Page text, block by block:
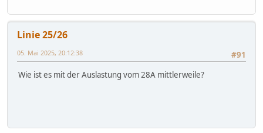
Linie 25/26
#91
05. Mai 2025, 20:12:38
Wie ist es mit der Auslastung vom 28A mittlerweile?